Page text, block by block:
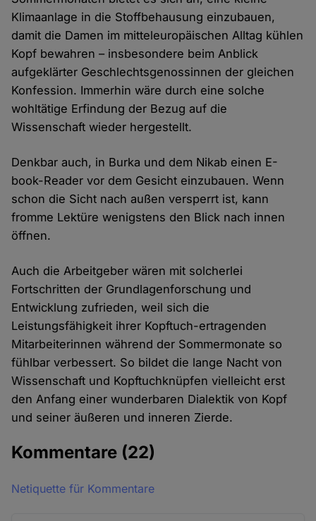
Klimaanlage in die Stoffbehausung einzubauen,
damit die Damen im mitteleuropäischen Alltag kühlen
Kopf bewahren – insbesondere beim Anblick
aufgeklärter Geschlechtsgenossinnen der gleichen
Konfession. Immerhin wäre durch eine solche
wohltätige Erfindung der Bezug auf die
Wissenschaft wieder hergestellt.
Denkbar auch, in Burka und dem Nikab einen E-
book-Reader vor dem Gesicht einzubauen. Wenn
schon die Sicht nach außen versperrt ist, kann
fromme Lektüre wenigstens den Blick nach innen
öffnen.
Auch die Arbeitgeber wären mit solcherlei
Fortschritten der Grundlagenforschung und
Entwicklung zufrieden, weil sich die
Leistungsfähigkeit ihrer Kopftuch-ertragenden
Mitarbeiterinnen während der Sommermonate so
fühlbar verbessert. So bildet die lange Nacht von
Wissenschaft und Kopftuchknüpfen vielleicht erst
den Anfang einer wunderbaren Dialektik von Kopf
und seiner äußeren und inneren Zierde.
Kommentare (22)
Netiquette für Kommentare